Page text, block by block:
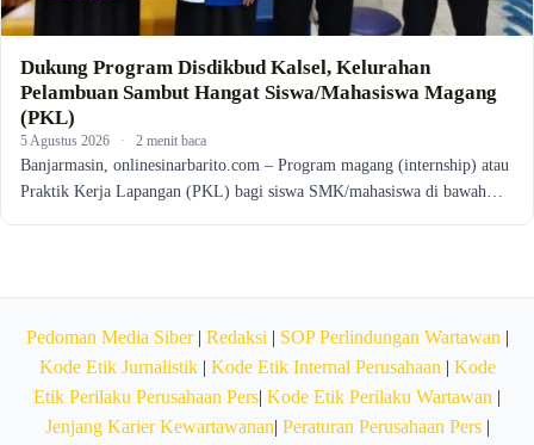
Dukung Program Disdikbud Kalsel, Kelurahan
Pelambuan Sambut Hangat Siswa/Mahasiswa Magang
(PKL)
5 Agustus 2026 · 2 menit baca
Banjarmasin, onlinesinarbarito.com – Program magang (internship) atau
Praktik Kerja Lapangan (PKL) bagi siswa SMK/mahasiswa di bawah…
Pedoman Media Siber| Redaksi | SOP Perlindungan Wartawan |
Kode Etik Jurnalistik| Kode Etik Internal Perusahaan | Kode
Etik Perilaku Perusahaan Pers| Kode Etik Perilaku Wartawan |
Jenjang Karier Kewartawanan| Peraturan Perusahaan Pers|